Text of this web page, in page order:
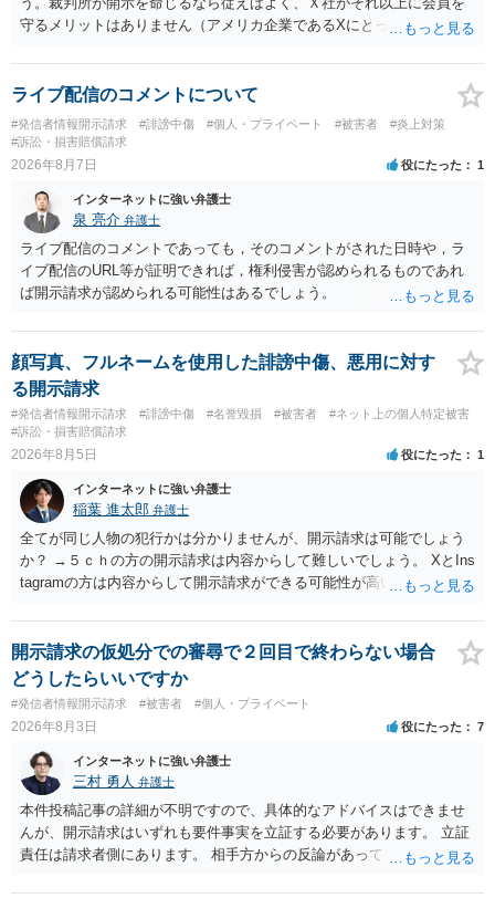
守るメリットはありません（アメリカ企業であるXにとって、日本の会
うかを争うよりも、「発信者情報の保有確認がまだできていない」な
どと言い訳して確認できるまで発令を引き伸ばす方で対応してくる方
す）。
ライブ配信のコメントについて
#発信者情報開示請求 #誹謗中傷 #個人・プライベート #被害者
#炎上対策
#訴訟・損害賠償請求
2026年8月7日 役にたった 1
インターネットに強い弁護士
泉 亮介 弁護士
ライブ配信のコメントであっても，そのコメントがされた日時や，ラ
イブ配信のURL等が証明できれば，権利侵害が認められるものであれ
ば開示請求が認められる可能性はあるでしょう。
顔写真、フルネームを使用した誹謗中傷、悪用に対す
る開示請求
#発信者情報開示請求 #誹謗中傷 #名誉毀損 #被害者
#ネット上の個人特定被害
#訴訟・損害賠償請求
2026年8月5日 役にたった 1
インターネットに強い弁護士
稲葉 進太郎 弁護士
全てが同じ人物の犯行かは分かりませんが、開示請求は可能でしょう
か？ →５ｃｈの方の開示請求は内容からして難しいでしょう。 XとIns
tagramの方は内容からして開示請求ができる可能性が高いでしょう。
いでしょう。７月中にアカウントが削除されている場合、今から進め
ても失敗する可能性が高いように思われます。 相手を特定できた場
合、相手に全ての弁護士費用を負担させることは可能でしょうか？ →
訴訟外の交渉で相手方が認めれば負担させることができるでしょう。
訴訟で判決となった場合は、実際の弁護士費用が認められる場合と認
められない場合があり何ともいえないところでしょう。
開示請求の仮処分での審尋で２回目で終わらない場合
どうしたらいいですか
#発信者情報開示請求 #被害者 #個人・プライベート
2026年8月3日 役にたった 7
インターネットに強い弁護士
三村 勇人 弁護士
本件投稿記事の詳細が不明ですので、具体的なアドバイスはできませ
んが、開示請求はいずれも要件事実を立証する必要があります。 立証
責任は請求者側にあります。 相手方からの反論があっても、裁判官が